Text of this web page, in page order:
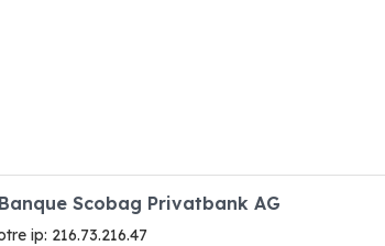
Scobag Privatbank AG
ip: 216.73.216.47